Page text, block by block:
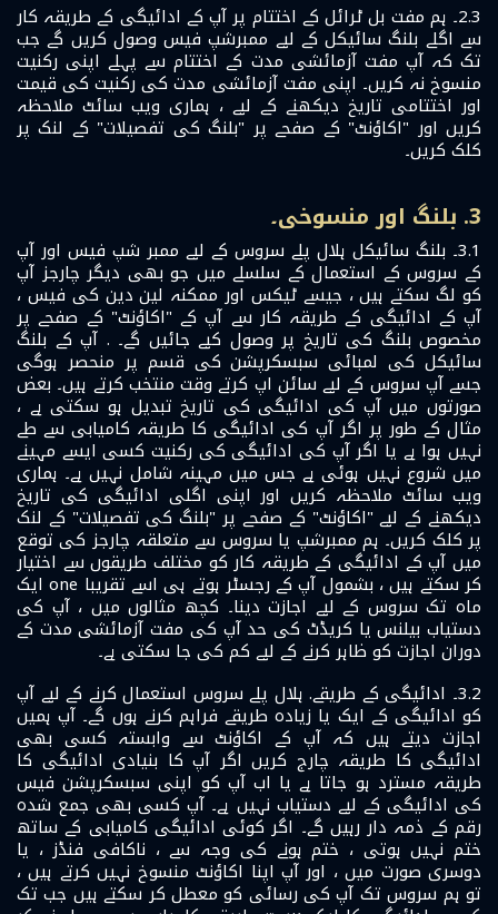
2.3۔ ہم مفت بل ٹرائل کے اختتام پر آپ کے ادائیگی کے طریقہ کار
سے اگلے بلنگ سائیکل کے لیے ممبرشپ فیس وصول کریں گے جب
تک کہ آپ مفت آزمائشی مدت کے اختتام سے پہلے اپنی رکنیت
منسوخ نہ کریں۔ اپنی مفت آزمائشی مدت کی رکنیت کی قیمت
اور اختتامی تاریخ دیکھنے کے لیے ، ہماری ویب سائٹ ملاحظہ
کریں اور "اکاؤنٹ" کے صفحے پر "بلنگ کی تفصیلات" کے لنک پر
کلک کریں۔
3. بلنگ اور منسوخی۔
3.1۔ بلنگ سائیکل ہلال پلے سروس کے لیے ممبر شپ فیس اور آپ
کے سروس کے استعمال کے سلسلے میں جو بھی دیگر چارجز آپ
کو لگ سکتے ہیں ، جیسے ٹیکس اور ممکنہ لین دین کی فیس ،
آپ کے ادائیگی کے طریقہ کار سے آپ کے "اکاؤنٹ" کے صفحے پر
مخصوص بلنگ کی تاریخ پر وصول کیے جائیں گے۔ . آپ کے بلنگ
سائیکل کی لمبائی سبسکرپشن کی قسم پر منحصر ہوگی
جسے آپ سروس کے لیے سائن اپ کرتے وقت منتخب کرتے ہیں۔ بعض
صورتوں میں آپ کی ادائیگی کی تاریخ تبدیل ہو سکتی ہے ،
مثال کے طور پر اگر آپ کی ادائیگی کا طریقہ کامیابی سے طے
نہیں ہوا ہے یا اگر آپ کی ادائیگی کی رکنیت کسی ایسے مہینے
میں شروع نہیں ہوئی ہے جس میں مہینہ شامل نہیں ہے۔ ہماری
ویب سائٹ ملاحظہ کریں اور اپنی اگلی ادائیگی کی تاریخ
دیکھنے کے لیے "اکاؤنٹ" کے صفحے پر "بلنگ کی تفصیلات" کے لنک
پر کلک کریں۔ ہم ممبرشپ یا سروس سے متعلقہ چارجز کی توقع
میں آپ کے ادائیگی کے طریقہ کار کو مختلف طریقوں سے اختیار
کر سکتے ہیں ، بشمول آپ کے رجسٹر ہوتے ہی اسے تقریبا one ایک
ماہ تک سروس کے لیے اجازت دینا۔ کچھ مثالوں میں ، آپ کی
دستیاب بیلنس یا کریڈٹ کی حد آپ کی مفت آزمائشی مدت کے
دوران اجازت کو ظاہر کرنے کے لیے کم کی جا سکتی ہے۔
3.2۔ ادائیگی کے طریقے. ہلال پلے سروس استعمال کرنے کے لیے آپ
کو ادائیگی کے ایک یا زیادہ طریقے فراہم کرنے ہوں گے۔ آپ ہمیں
اجازت دیتے ہیں کہ آپ کے اکاؤنٹ سے وابستہ کسی بھی
ادائیگی کا طریقہ چارج کریں اگر آپ کا بنیادی ادائیگی کا
طریقہ مسترد ہو جاتا ہے یا اب آپ کو اپنی سبسکرپشن فیس
کی ادائیگی کے لیے دستیاب نہیں ہے۔ آپ کسی بھی جمع شدہ
رقم کے ذمہ دار رہیں گے۔ اگر کوئی ادائیگی کامیابی کے ساتھ
ختم نہیں ہوتی ، ختم ہونے کی وجہ سے ، ناکافی فنڈز ، یا
دوسری صورت میں ، اور آپ اپنا اکاؤنٹ منسوخ نہیں کرتے ہیں ،
تو ہم سروس تک آپ کی رسائی کو معطل کر سکتے ہیں جب تک